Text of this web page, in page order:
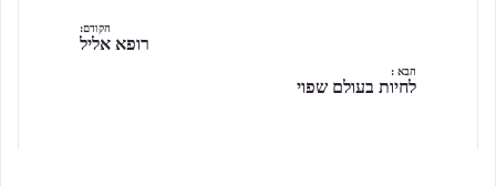
הקודם:
רופא אליל
הבא :
לחיות בעולם שפוי